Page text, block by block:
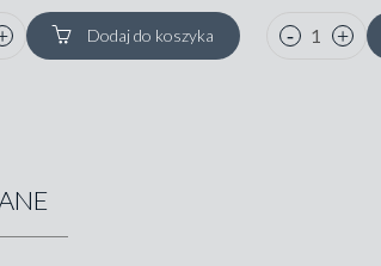
Dodaj do koszyka